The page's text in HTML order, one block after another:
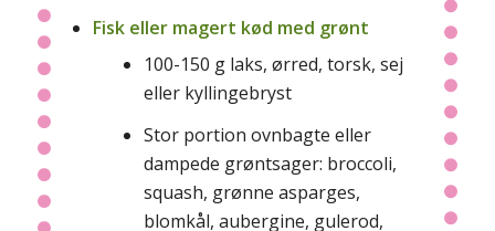
Fisk eller magert kød med grønt
100-150 g laks, ørred, torsk, sej
eller kyllingebryst
Stor portion ovnbagte eller
dampede grøntsager: broccoli,
squash, grønne asparges,
blomkål, aubergine, gulerod,